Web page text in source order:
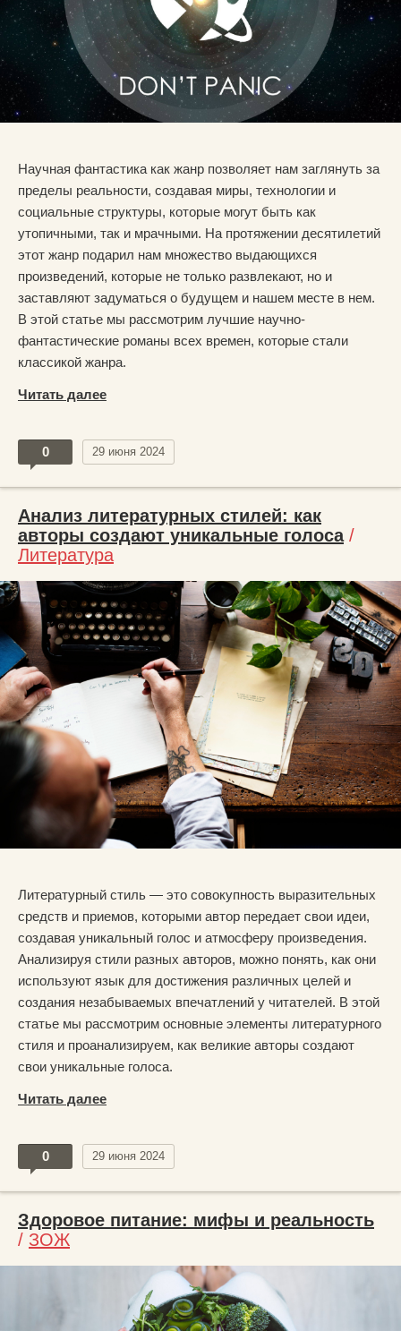
Научная фантастика как жанр позволяет нам заглянуть за
пределы реальности, создавая миры, технологии и
социальные структуры, которые могут быть как
утопичными, так и мрачными. На протяжении десятилетий
этот жанр подарил нам множество выдающихся
произведений, которые не только развлекают, но и
заставляют задуматься о будущем и нашем месте в нем.
В этой статье мы рассмотрим лучшие научно-
фантастические романы всех времен, которые стали
классикой жанра.
Читать далее
0 29 июня 2024
Анализ литературных стилей: как
авторы создают уникальные голоса /
Литература
Литературный стиль — это совокупность выразительных
средств и приемов, которыми автор передает свои идеи,
создавая уникальный голос и атмосферу произведения.
Анализируя стили разных авторов, можно понять, как они
используют язык для достижения различных целей и
создания незабываемых впечатлений у читателей. В этой
статье мы рассмотрим основные элементы литературного
стиля и проанализируем, как великие авторы создают
свои уникальные голоса.
Читать далее
0 29 июня 2024
Здоровое питание: мифы и реальность
/ ЗОЖ